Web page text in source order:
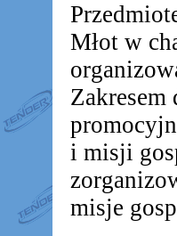
Młot w
Zakresem
i misji
misje